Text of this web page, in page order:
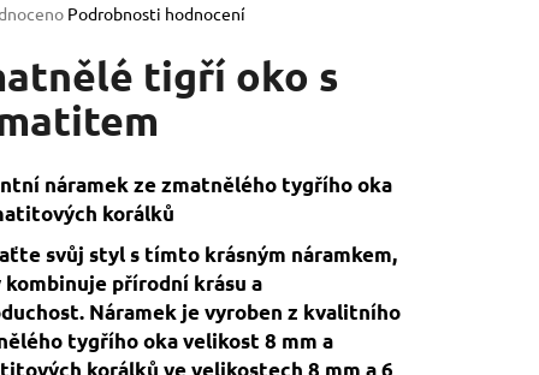
Podrobnosti hodnocení
tigří oko s
náramek ze zmatnělého tygřího oka
korálků
svůj styl s tímto krásným náramkem,
přírodní krásu a
Náramek je vyroben z kvalitního
tygřího oka velikost 8 mm a
korálků ve velikostech 8 mm a 6